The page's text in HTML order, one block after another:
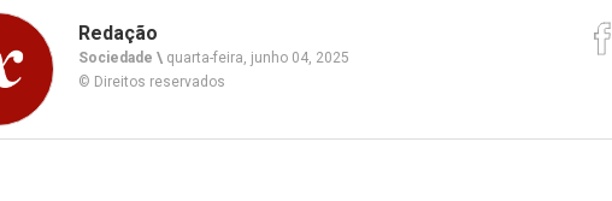
Redação
Sociedade \ quarta-feira, junho 04, 2025
© Direitos reservados